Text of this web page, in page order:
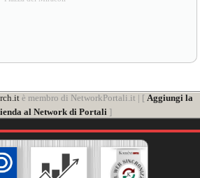
è membro di NetworkPortali.it | [ Aggiungi la
al Network di Portali]